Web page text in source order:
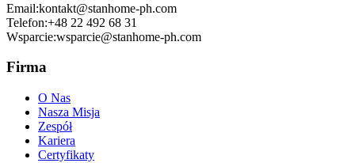
Email:kontakt@stanhome-ph.com
Telefon:+48 22 492 68 31
Wsparcie:wsparcie@stanhome-ph.com
Firma
O Nas
Nasza Misja
Zespół
Kariera
Certyfikaty